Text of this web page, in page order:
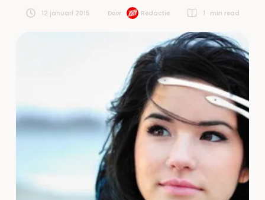
12 januari 2015 Door: Redactie 1 min read